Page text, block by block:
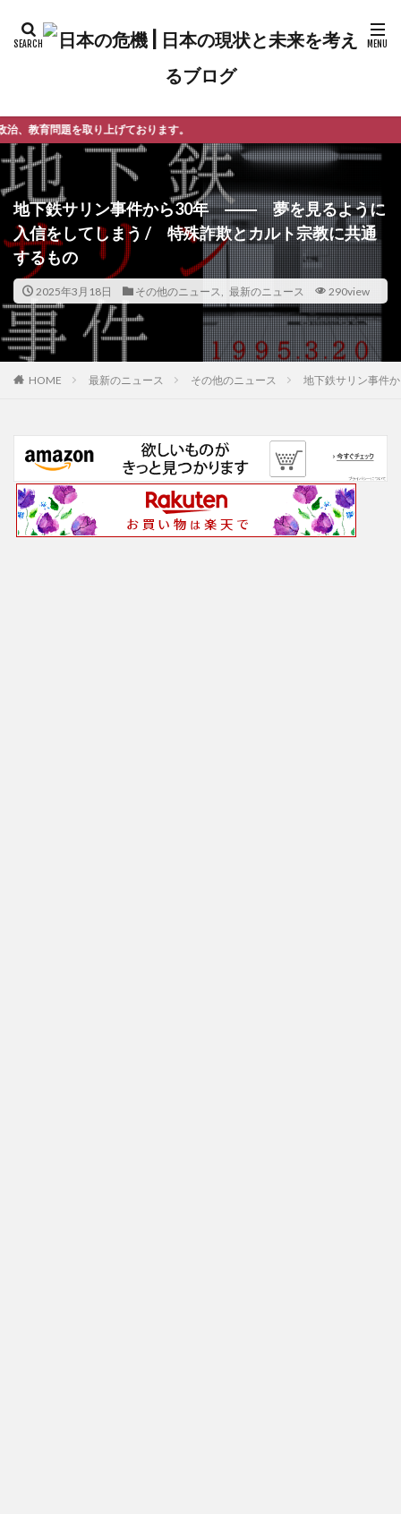
おります。
地下鉄サリン事件から30年 ―― 夢を見るように
入信をしてしまう / 特殊詐欺とカルト宗教に共通
するもの
2025年3月18日 その他のニュース 最新のニュース 290view
HOME 最新のニュース その他のニュース 地下鉄サリン事